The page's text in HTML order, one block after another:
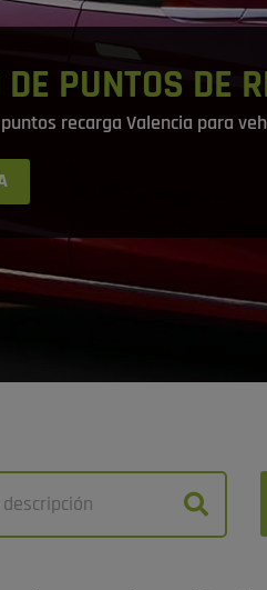
DE PUNTOS DE
recarga Valencia para